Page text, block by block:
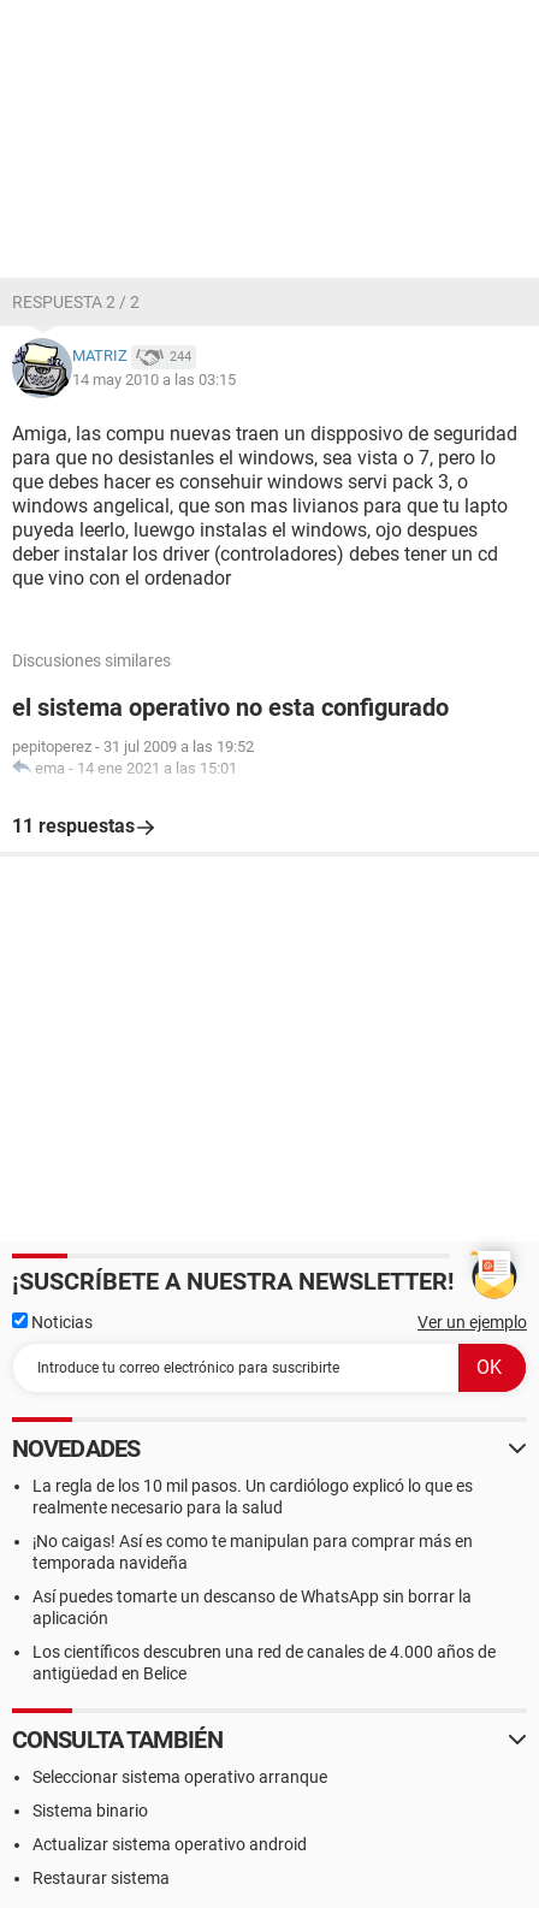
RESPUESTA 2 / 2
MATRIZ 244
14 may 2010 a las 03:15
Amiga, las compu nuevas traen un dispposivo de seguridad
para que no desistanles el windows, sea vista o 7, pero lo
que debes hacer es consehuir windows servi pack 3, o
windows angelical, que son mas livianos para que tu lapto
puyeda leerlo, luewgo instalas el windows, ojo despues
deber instalar los driver (controladores) debes tener un cd
que vino con el ordenador
Discusiones similares
el sistema operativo no esta configurado
pepitoperez - 31 jul 2009 a las 19:52
ema - 14 ene 2021 a las 15:01
11 respuestas
¡SUSCRÍBETE A NUESTRA NEWSLETTER!
Noticias Ver un ejemplo
NOVEDADES
La regla de los 10 mil pasos. Un cardiólogo explicó lo que es
realmente necesario para la salud
¡No caigas! Así es como te manipulan para comprar más en
temporada navideña
Así puedes tomarte un descanso de WhatsApp sin borrar la
aplicación
Los científicos descubren una red de canales de 4.000 años de
antigüedad en Belice
CONSULTA TAMBIÉN
Seleccionar sistema operativo arranque
Sistema binario
Actualizar sistema operativo android
Restaurar sistema